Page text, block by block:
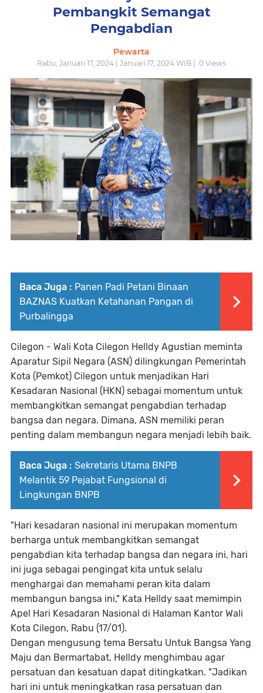
Pembangkit Semangat
Pengabdian
Pewarta
Rabu, Januari 17, 2024 | Januari 17, 2024 WIB | 0 Views
Baca Juga : Panen Padi Petani Binaan
BAZNAS Kuatkan Ketahanan Pangan di
Purbalingga
Cilegon - Wali Kota Cilegon Helldy Agustian meminta
Aparatur Sipil Negara (ASN) dilingkungan Pemerintah
Kota (Pemkot) Cilegon untuk menjadikan Hari
Kesadaran Nasional (HKN) sebagai momentum untuk
membangkitkan semangat pengabdian terhadap
bangsa dan negara. Dimana, ASN memiliki peran
penting dalam membangun negara menjadi lebih baik.
Baca Juga : Sekretaris Utama BNPB
Melantik 59 Pejabat Fungsional di
Lingkungan BNPB
"Hari kesadaran nasional ini merupakan momentum
berharga untuk membangkitkan semangat
pengabdian kita terhadap bangsa dan negara ini, hari
ini juga sebagai pengingat kita untuk selalu
menghargai dan memahami peran kita dalam
membangun bangsa ini," Kata Helldy saat memimpin
Apel Hari Kesadaran Nasional di Halaman Kantor Wali
Kota Cilegon, Rabu (17/01).
Dengan mengusung tema Bersatu Untuk Bangsa Yang
Maju dan Bermartabat, Helldy menghimbau agar
persatuan dan kesatuan dapat ditingkatkan. "Jadikan
hari ini untuk meningkatkan rasa persatuan dan